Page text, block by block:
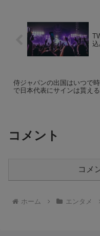
侍ジャパンの出国はいつで
で日本代表にサインは貰える
コメント
コメ
ホーム エンタメ